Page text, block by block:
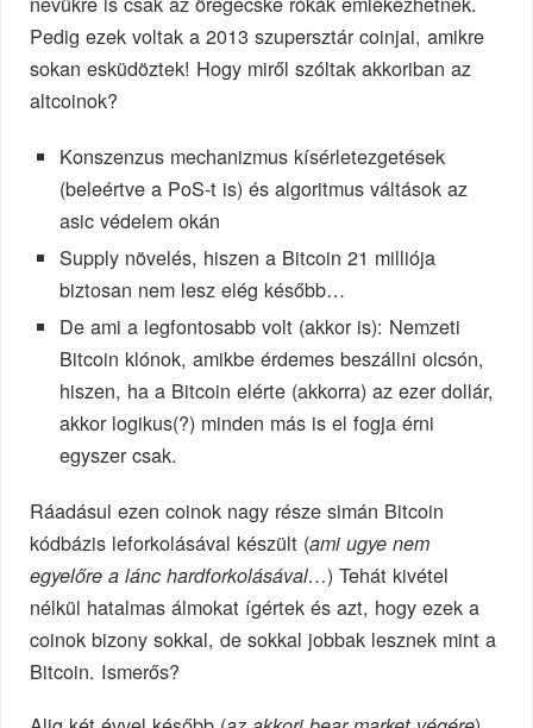
Pedig ezek voltak a 2013 szupersztár coinjai, amikre
sokan esküdöztek! Hogy miről szóltak akkoriban az
altcoinok?
Konszenzus mechanizmus kísérletezgetések
(beleértve a PoS-t is) és algoritmus váltások az
asic védelem okán
Supply növelés, hiszen a Bitcoin 21 milliója
biztosan nem lesz elég később…
De ami a legfontosabb volt (akkor is): Nemzeti
Bitcoin klónok, amikbe érdemes beszállni olcsón,
hiszen, ha a Bitcoin elérte (akkorra) az ezer dollár,
akkor logikus(?) minden más is el fogja érni
egyszer csak.
Ráadásul ezen coinok nagy része simán Bitcoin
kódbázis leforkolásával készült (ami ugye nem
egyelőre a lánc hardforkolásával…) Tehát kivétel
nélkül hatalmas álmokat ígértek és azt, hogy ezek a
coinok bizony sokkal, de sokkal jobbak lesznek mint a
Bitcoin. Ismerős?